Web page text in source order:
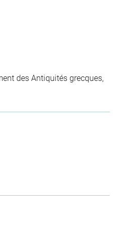
des Antiquités grecques,